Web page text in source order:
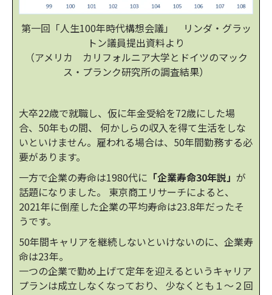
第一回「人生100年時代構想会議」 リンダ・グラッ
トン議員提出資料より
（アメリカ カリフォルニア大学とドイツのマック
ス・プランク研究所の調査結果）
大卒22歳で就職し、仮に年金受給を72歳にした場
合、50年もの間、 何かしらの収入を得て生活をしな
いといけません。雇われる場合は、50年間勤務する必
要があります。
一方で企業の寿命は1980代に 「企業寿命30年説」 が
話題になりました。 東京商工リサーチによると、
2021年に倒産した企業の平均寿命は23.8年だったそ
うです。
50年間キャリアを継続しないといけないのに、企業寿
命は23年。
一つの企業で勤め上げて定年を迎えるというキャリア
プランは成立しなくなっており、 少なくとも１～２回